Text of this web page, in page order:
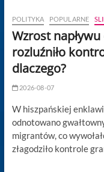
POLITYKA POPULARNE
Wzrost
rozluźniło
dlaczego?
2026-08-07
W hiszpańskiej
odnotowano
migrantów, co
złagodziło kontrole